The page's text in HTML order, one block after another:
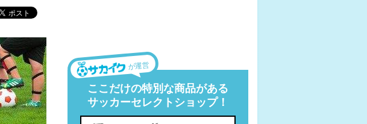
が運営
ここだけの特別な商品がある
サッカーセレクトショップ！